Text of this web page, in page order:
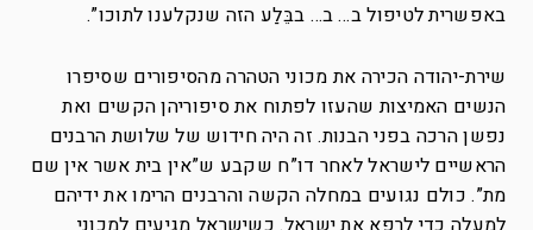
באפשרית לטיפול ב… ב… בבֵּלַע הזה שנקלענו לתוכו”.
שירת-יהודה הכירה את מכוני הטהרה מהסיפורים שסיפרו
הנשים האמיצות שהעזו לפתוח את סיפוריהן הקשים ואת
נפשן הרכה בפני הבנות. זה היה חידוש של שלושת הרבנים
הראשיים לישראל לאחר דו”ח שקבע ש”אין בית אשר אין שם
מת”. כולם נגועים במחלה הקשה והרבנים הרימו את ידיהם